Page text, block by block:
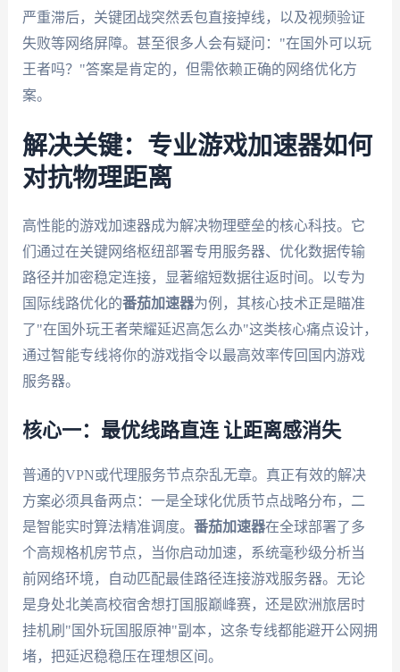
严重滞后，关键团战突然丢包直接掉线，以及视频验证
失败等网络屏障。甚至很多人会有疑问："在国外可以玩
王者吗？"答案是肯定的，但需依赖正确的网络优化方
案。
解决关键：专业游戏加速器如何
对抗物理距离
高性能的游戏加速器成为解决物理壁垒的核心科技。它
们通过在关键网络枢纽部署专用服务器、优化数据传输
路径并加密稳定连接，显著缩短数据往返时间。以专为
国际线路优化的番茄加速器为例，其核心技术正是瞄准
了"在国外玩王者荣耀延迟高怎么办"这类核心痛点设计，
通过智能专线将你的游戏指令以最高效率传回国内游戏
服务器。
核心一：最优线路直连 让距离感消失
普通的VPN或代理服务节点杂乱无章。真正有效的解决
方案必须具备两点：一是全球化优质节点战略分布，二
是智能实时算法精准调度。 番茄加速器在全球部署了多
个高规格机房节点，当你启动加速，系统毫秒级分析当
前网络环境，自动匹配最佳路径连接游戏服务器。无论
是身处北美高校宿舍想打国服巅峰赛，还是欧洲旅居时
挂机刷"国外玩国服原神"副本，这条专线都能避开公网拥
堵，把延迟稳稳压在理想区间。